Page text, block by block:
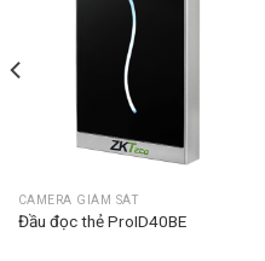
CAMERA GIÁM SÁT
Đầu đọc thẻ ProID40BE